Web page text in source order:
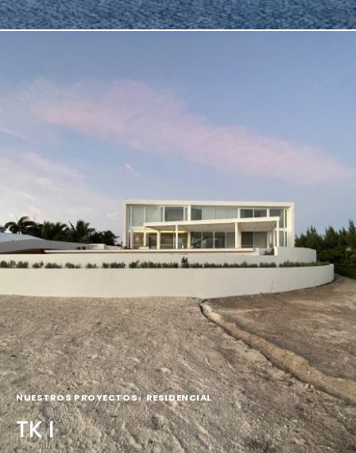
NUESTROS PROYECTOS|RESIDENCIAL
TK I